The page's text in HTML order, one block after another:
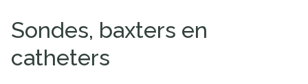
Sondes, baxters en
catheters